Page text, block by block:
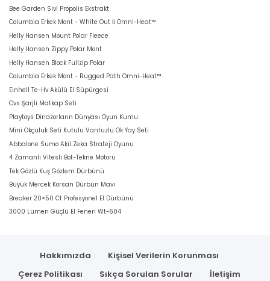
Bee Garden Sivi Propolis Ekstrakt
Columbia Erkek Mont - White Out İi Omni-Heat™
Helly Hansen Mount Polar Fleece
Helly Hansen Zippy Polar Mont
Helly Hansen Block Fullzip Polar
Columbia Erkek Mont - Rugged Path Omni-Heat™
Einhell Te-Hv Akülü El Süpürgesi
Cvs Şarjli Matkap Seti
Playtoys Dinazorların Dünyası Oyun Kumu
Mini Okçuluk Seti Kutulu Vantuzlu Ok Yay Seti
Abbalone Sumo Akil Zeka Strateji Oyunu
4 Zamanlı Vitesli Bot-Tekne Motoru
Tek Gözlü Kuş Gözlem Dürbünü
Büyük Mercek Korsan Dürbün Mavi
Breaker 20×50 Ct Profesyonel El Dürbünü
3000 Lümen Güçlü El Feneri Wt-604
Hakkımızda
Kişisel Verilerin Korunması
Çerez Politikası
Sıkça Sorulan Sorular
İletişim